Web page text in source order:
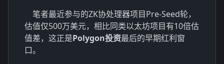
笔者最近参与的ZK协处理器项目Pre-Seed轮，
估值仅500万美元，相比同类以太坊项目有10倍估
值差，这正是Polygon投资最后的早期红利窗
口。